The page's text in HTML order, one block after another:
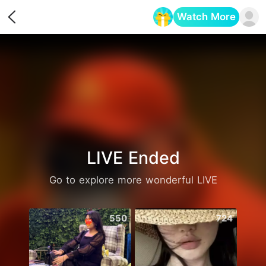
Watch More
LIVE Ended
Go to explore more wonderful LIVE
550 724